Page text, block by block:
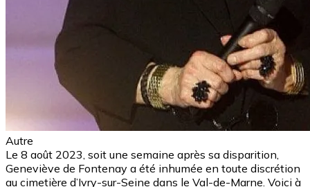
Autre
Le 8 août 2023, soit une semaine après sa disparition,
Geneviève de Fontenay a été inhumée en toute discrétion
au cimetière d’Ivry-sur-Seine dans le Val-de-Marne. Voici à